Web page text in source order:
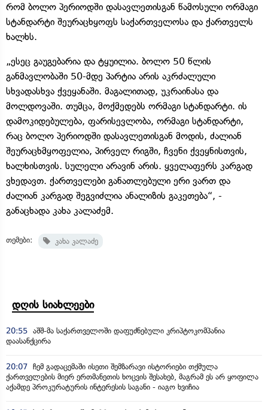
რომ ბოლო პერიოდში დასავლეთისგან წამოსული ორმაგი
სტანდარტი შეურაცხყოფს საქართველოსა და ქართველს
ხალხს.
„ესეც გაუგებარია და ტყუილია. ბოლო 50 წლის
განმავლობაში 50-მდე პარტია არის აკრძალული
სხვადასხვა ქვეყანაში. მაგალითად, უკრაინასა და
მოლდოვაში. თუმცა, მოქმედებს ორმაგი სტანდარტი. ის
დამოკიდებულება, ფარისევლობა, ორმაგი სტანდარტი,
რაც ბოლო პერიოდში დასავლეთისგან მოდის, ძალიან
შეურაცხმყოფელია, პირველ რიგში, ჩვენი ქვეყნისთვის,
ხალხისთვის. სულელი არავინ არის. ყველაფერს კარგად
ვხედავთ. ქართველები განათლებული ერი ვართ და
ძალიან კარგად შეგვიძლია ანალიზის გაკეთება“, -
განაცხადა კახა კალაძემ.
თემები: კახა კალაძე
დღის სიახლეები
20:55 აშშ-მა საქართველოში დაფუძნებული კრიპტოკომპანია
დაასანქცირა
20:07 ჩემ გადაცემაში ისეთი შემზარავი ისტორიები თქმულა
ქართველების მიერ ერთმანეთის ხოცვის შესახებ, მაგრამ ეს არ ყოფილა
აქამდე პროკურატურის ინტერესის საგანი - იაგო ხვიჩია